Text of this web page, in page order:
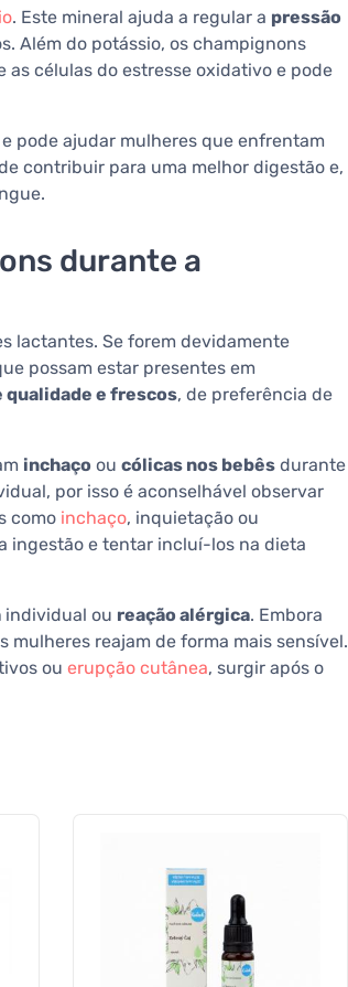
. Este mineral ajuda a regular a pressão
Além do potássio, os champignons
as células do estresse oxidativo e pode
pode ajudar mulheres que enfrentam
contribuir para uma melhor digestão e,
durante a
lactantes. Se forem devidamente
possam estar presentes em
qualidade e frescos, de preferência de
inchaço ou cólicas nos bebês durante
por isso é aconselhável observar
como inchaço, inquietação ou
ingestão e tentar incluí-los na dieta
individual ou reação alérgica. Embora
mulheres reajam de forma mais sensível.
ou erupção cutânea, surgir após o